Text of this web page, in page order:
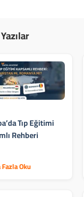
Tıp Eğitimi
Rehberi
Oku